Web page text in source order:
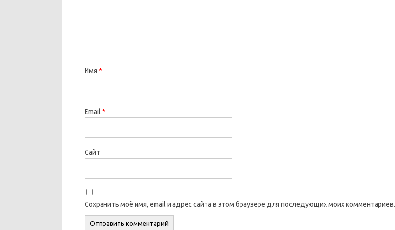
Имя *
Email *
Сайт
Сохранить моё имя, email и адрес сайта в этом браузере для последующих моих комментариев.